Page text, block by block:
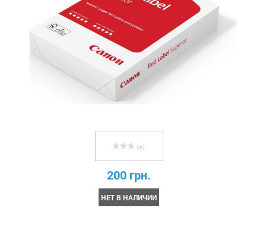
( 0 )
200 грн.
НЕТ В НАЛИЧИИ